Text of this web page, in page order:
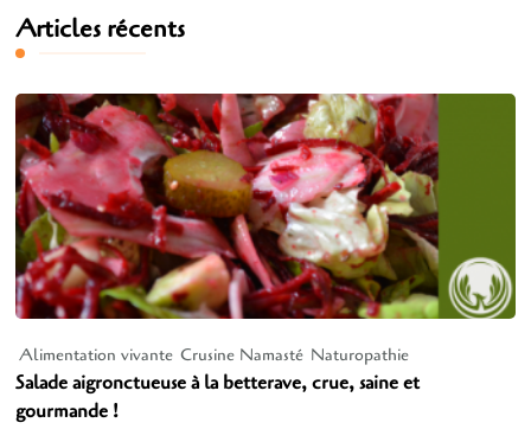
Articles récents
Alimentation vivante Crusine Namasté Naturopathie
Salade aigronctueuse à la betterave, crue, saine et
gourmande !